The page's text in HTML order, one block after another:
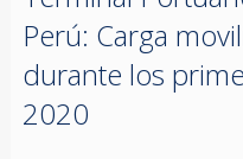
Perú: Carga
durante los
2020